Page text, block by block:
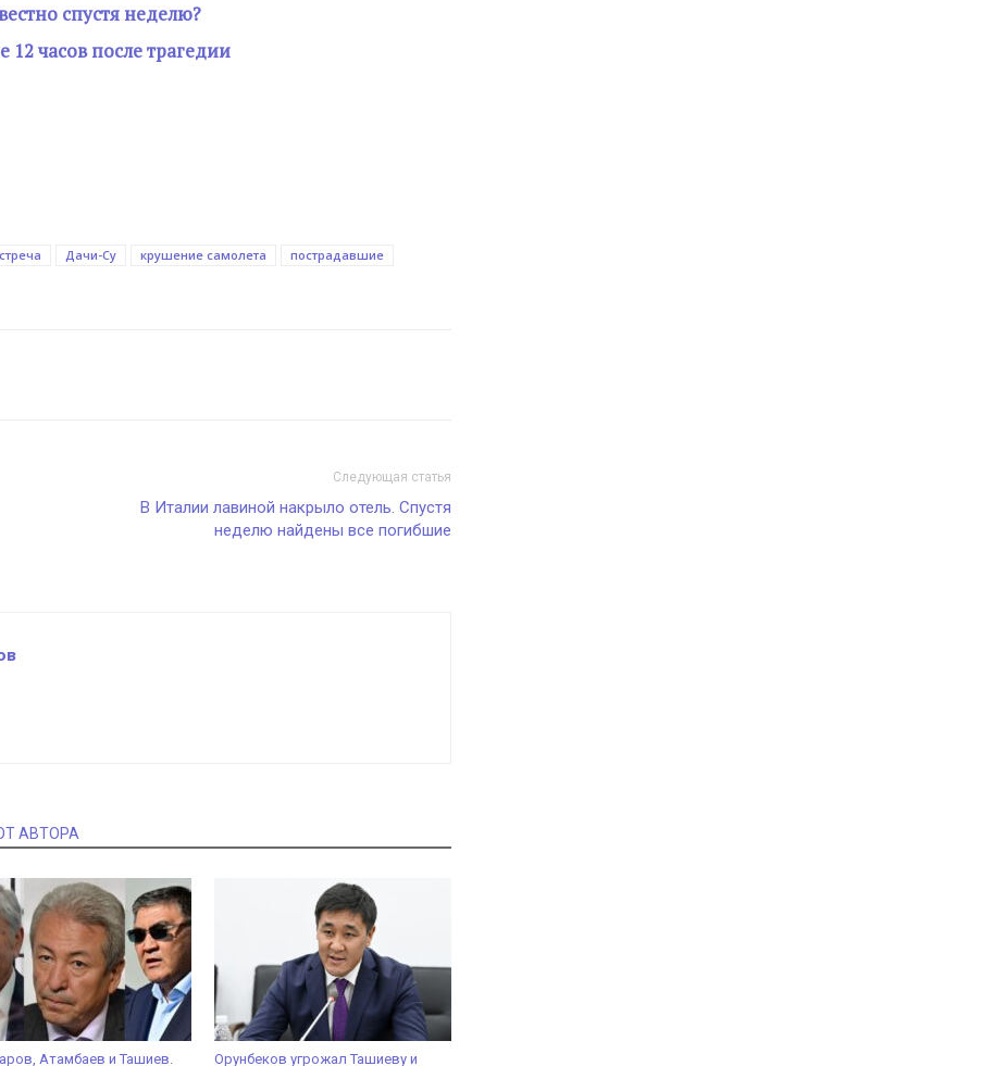
спустя неделю?
часов после трагедии
Дачи-Су крушение самолета
пострадавшие
Следующая статья
В Италии лавиной накрыло отель. Спустя
неделю найдены все погибшие
АВТОРА
Атамбаев и Ташиев. Орунбеков угрожал Ташиеву и